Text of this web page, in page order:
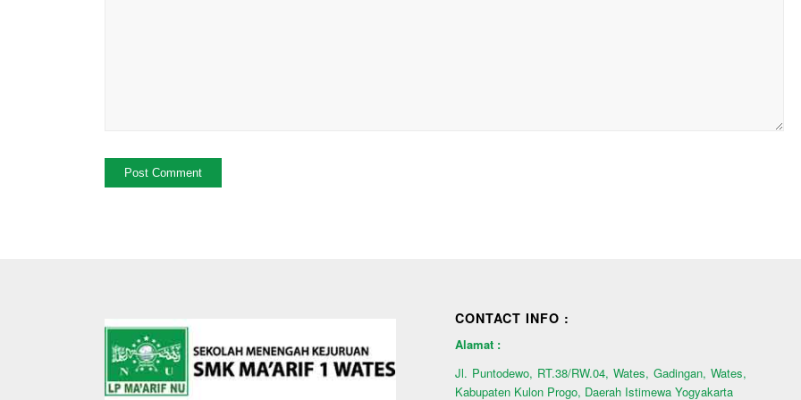
CONTACT INFO :
Alamat :
Jl. Puntodewo, RT.38/RW.04, Wates, Gadingan, Wates,
Kabupaten Kulon Progo, Daerah Istimewa Yogyakarta